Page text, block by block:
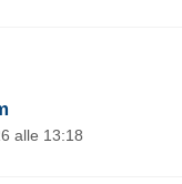
alle 13:18